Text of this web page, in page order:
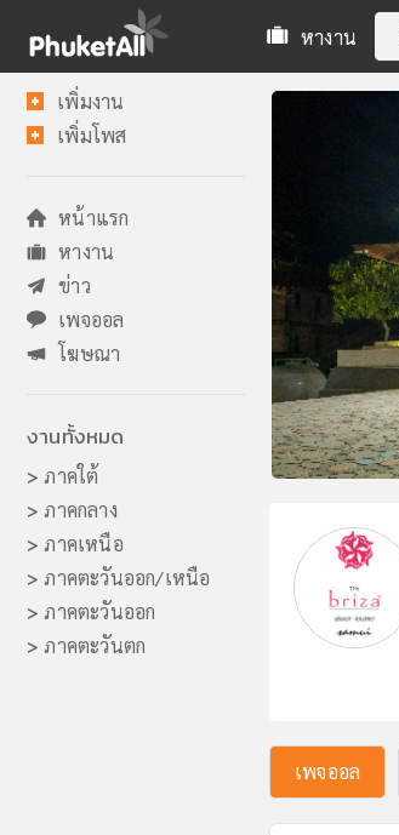
หางาน
เพิ่มงาน
เพิ่มโพส
หน้าแรก
หางาน
ข่าว
เพจออล
โฆษณา
งานทั้งหมด
> ภาคใต้
> ภาคกลาง
> ภาคเหนือ
> ภาคตะวันออก/เหนือ
> ภาคตะวันออก
> ภาคตะวันตก
เพจออล